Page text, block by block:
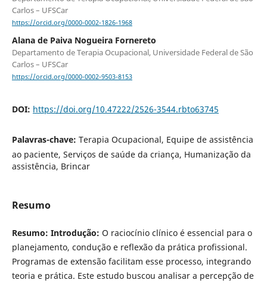
Carlos – UFSCar
https://orcid.org/0000-0002-1826-1968
Alana de Paiva Nogueira Fornereto
Departamento de Terapia Ocupacional, Universidade Federal de São
Carlos – UFSCar
https://orcid.org/0000-0002-9503-8153
DOI: https://doi.org/10.47222/2526-3544.rbto63745
Palavras-chave: Terapia Ocupacional, Equipe de assistência
ao paciente, Serviços de saúde da criança, Humanização da
assistência, Brincar
Resumo
Resumo: Introdução: O raciocínio clínico é essencial para o
planejamento, condução e reflexão da prática profissional.
Programas de extensão facilitam esse processo, integrando
teoria e prática. Este estudo buscou analisar a percepção de